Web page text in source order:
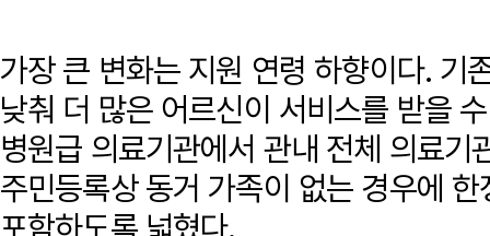
가장 큰 변화는 지원 연령 하향이다.
낮춰 더 많은 어르신이 서비스를 받을
병원급 의료기관에서 관내 전체 의료기
주민등록상 동거 가족이 없는 경우에
포함하도록 넓혔다.